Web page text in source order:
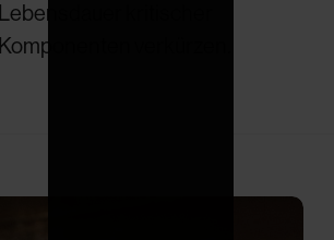
Lebensdauer kritischer
Komponenten verkürzen.